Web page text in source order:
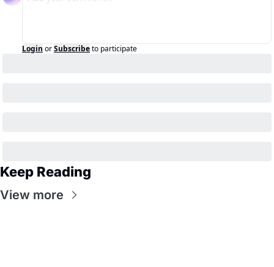
Login orSubscribeto participate
Keep Reading
View more